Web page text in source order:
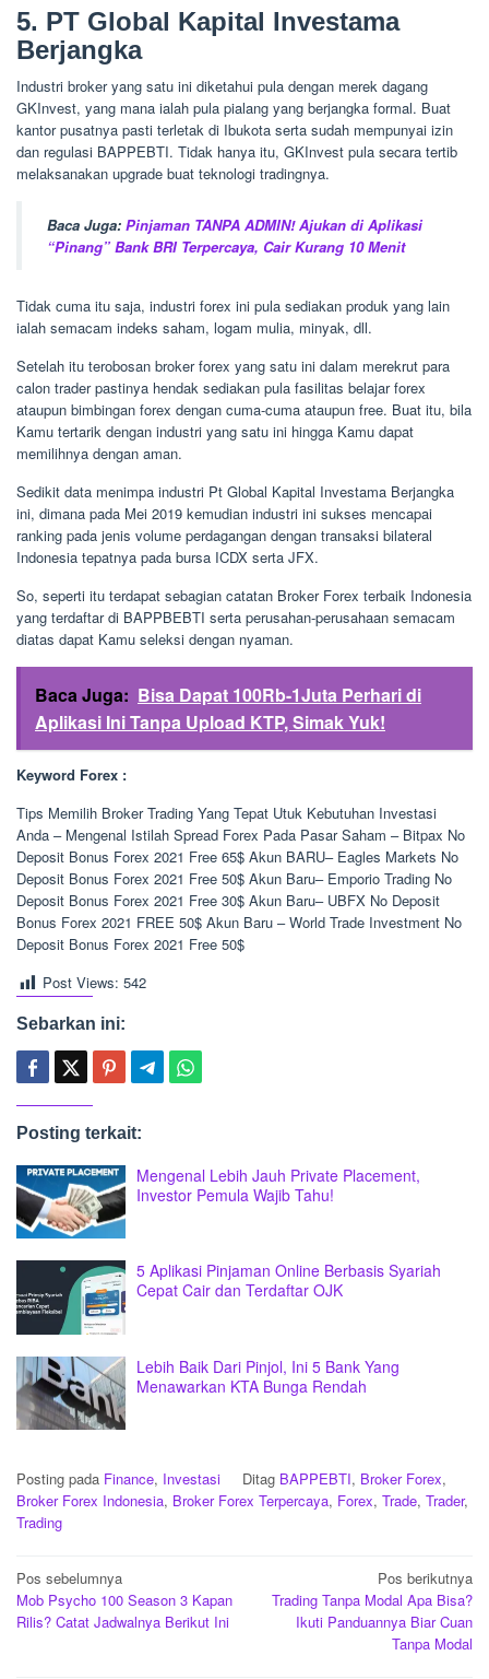
5. PT Global Kapital Investama
Berjangka
Industri broker yang satu ini diketahui pula dengan merek dagang
GKInvest, yang mana ialah pula pialang yang berjangka formal. Buat
kantor pusatnya pasti terletak di Ibukota serta sudah mempunyai izin
dan regulasi BAPPEBTI. Tidak hanya itu, GKInvest pula secara tertib
melaksanakan upgrade buat teknologi tradingnya.
Baca Juga: Pinjaman TANPA ADMIN! Ajukan di Aplikasi
“Pinang” Bank BRI Terpercaya, Cair Kurang 10 Menit
Tidak cuma itu saja, industri forex ini pula sediakan produk yang lain
ialah semacam indeks saham, logam mulia, minyak, dll.
Setelah itu terobosan broker forex yang satu ini dalam merekrut para
calon trader pastinya hendak sediakan pula fasilitas belajar forex
ataupun bimbingan forex dengan cuma-cuma ataupun free. Buat itu, bila
Kamu tertarik dengan industri yang satu ini hingga Kamu dapat
memilihnya dengan aman.
Sedikit data menimpa industri Pt Global Kapital Investama Berjangka
ini, dimana pada Mei 2019 kemudian industri ini sukses mencapai
ranking pada jenis volume perdagangan dengan transaksi bilateral
Indonesia tepatnya pada bursa ICDX serta JFX.
So, seperti itu terdapat sebagian catatan Broker Forex terbaik Indonesia
yang terdaftar di BAPPBEBTI serta perusahan-perusahaan semacam
diatas dapat Kamu seleksi dengan nyaman.
Baca Juga: Bisa Dapat 100Rb-1Juta Perhari di
Aplikasi Ini Tanpa Upload KTP, Simak Yuk!
Keyword Forex :
Tips Memilih Broker Trading Yang Tepat Utuk Kebutuhan Investasi
Anda – Mengenal Istilah Spread Forex Pada Pasar Saham – Bitpax No
Deposit Bonus Forex 2021 Free 65$ Akun BARU– Eagles Markets No
Deposit Bonus Forex 2021 Free 50$ Akun Baru– Emporio Trading No
Deposit Bonus Forex 2021 Free 30$ Akun Baru– UBFX No Deposit
Bonus Forex 2021 FREE 50$ Akun Baru – World Trade Investment No
Deposit Bonus Forex 2021 Free 50$
Post Views: 542
Sebarkan ini:
Posting terkait:
Mengenal Lebih Jauh Private Placement,
Investor Pemula Wajib Tahu!
5 Aplikasi Pinjaman Online Berbasis Syariah
Cepat Cair dan Terdaftar OJK
Lebih Baik Dari Pinjol, Ini 5 Bank Yang
Menawarkan KTA Bunga Rendah
Posting pada Finance, Investasi Ditag BAPPEBTI, Broker Forex,
Broker Forex Indonesia, Broker Forex Terpercaya, Forex, Trade, Trader,
Trading
Navigasi
pos
Pos sebelumnya
Mob Psycho 100 Season 3 Kapan
Rilis? Catat Jadwalnya Berikut Ini
Pos berikutnya
Trading Tanpa Modal Apa Bisa?
Ikuti Panduannya Biar Cuan
Tanpa Modal